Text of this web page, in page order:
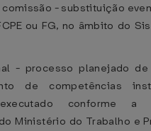
- substituição
ou FG, no âmbito do
- processo planejado de
de competências
conforme a
Ministério do Trabalho e